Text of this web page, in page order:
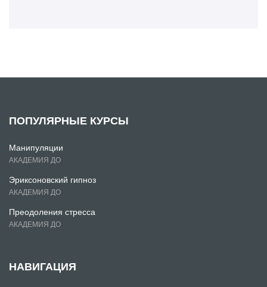
ПОПУЛЯРНЫЕ КУРСЫ
Манипуляции
АКАДЕМИЯ ДО
Эриксоновский гипноз
АКАДЕМИЯ ДО
Преодоления стресса
АКАДЕМИЯ ДО
НАВИГАЦИЯ